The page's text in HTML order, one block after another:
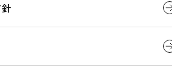
by
しました